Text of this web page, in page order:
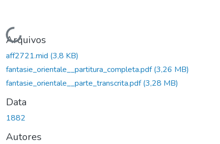
Carregando...
Arquivos
aff2721.mid (3,8 KB)
fantasie_orientale__partitura_completa.pdf(3,26 MB)
fantasie_orientale__parte_transcrita.pdf(3,28 MB)
Data
1882
Autores